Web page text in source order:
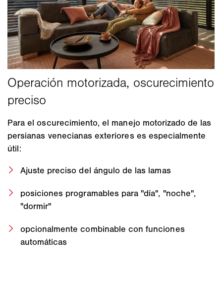
Para el oscurecimiento, el manejo motorizado de las
persianas venecianas exteriores es especialmente
útil:
Ajuste preciso del ángulo de las lamas
posiciones programables para "día", "noche",
"dormir"
opcionalmente combinable con funciones
automáticas